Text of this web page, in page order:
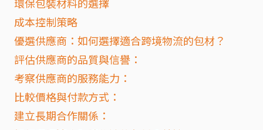
成本控制策略
優選供應商：如何選擇適合跨境物流的包材？
評估供應商的品質與信譽：
考察供應商的服務能力：
比較價格與付款方式：
建立長期合作關係：